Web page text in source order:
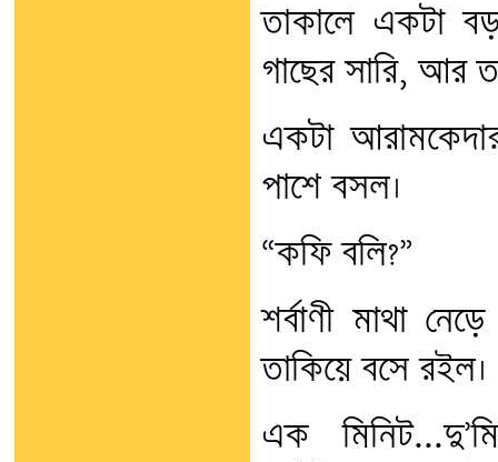
তাকালে একটা
গাছের সারি, আর
একটা
পাশে বসল।
“কফি বলি?”
শর্বাণী মাথা
তাকিয়ে বসে রইল।
এক